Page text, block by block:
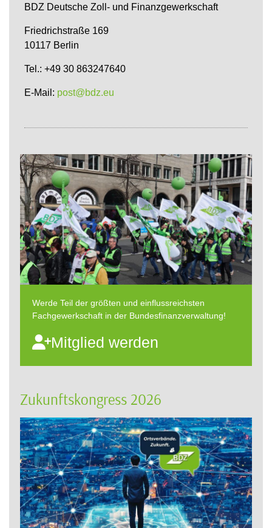
BDZ Deutsche Zoll- und Finanzgewerkschaft
Friedrichstraße 169
10117 Berlin
Tel.: +49 30 863247640
E-Mail: post@bdz.eu
Werde Teil der größten und einflussreichsten
Fachgewerkschaft in der Bundesfinanzverwaltung!
Mitglied werden
Zukunftskongress 2026